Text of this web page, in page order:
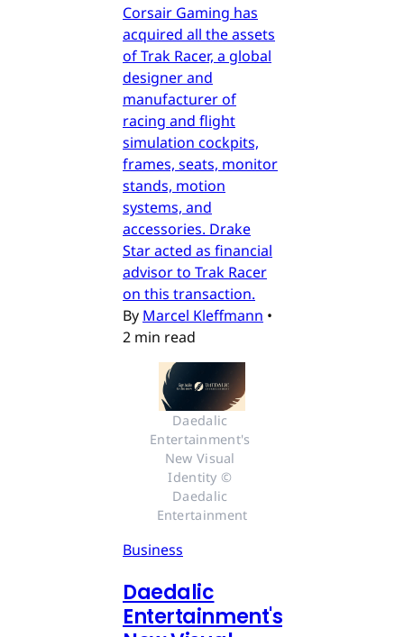
Corsair Gaming has
acquired all the assets
of Trak Racer, a global
designer and
manufacturer of
racing and flight
simulation cockpits,
frames, seats, monitor
stands, motion
systems, and
accessories. Drake
Star acted as financial
advisor to Trak Racer
on this transaction.
By Marcel Kleffmann •
2 min read
Daedalic
Entertainment's
New Visual
Identity ©
Daedalic
Entertainment
Business
Daedalic
Entertainment's